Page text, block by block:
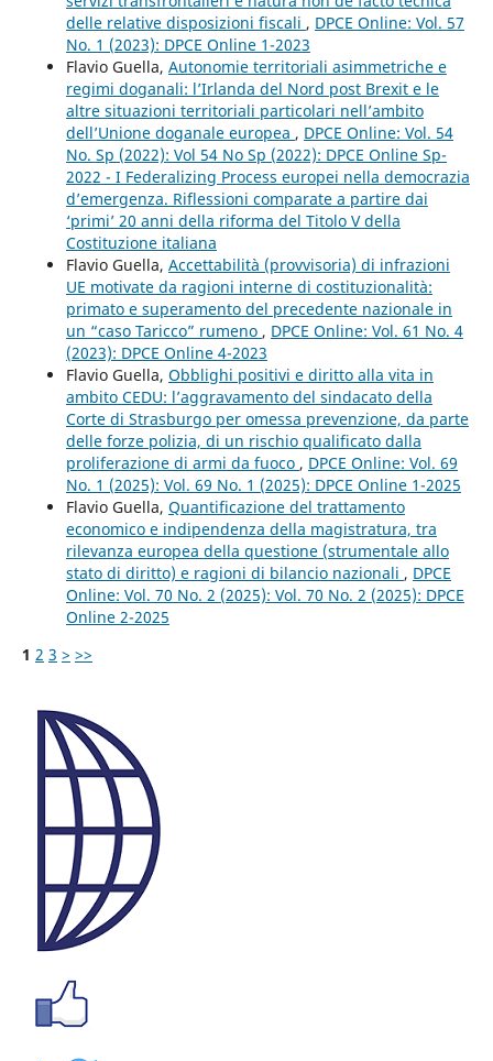
delle relative disposizioni fiscali , DPCE Online: Vol. 57
No. 1 (2023): DPCE Online 1-2023
Flavio Guella, Autonomie territoriali asimmetriche e
regimi doganali: l’Irlanda del Nord post Brexit e le
altre situazioni territoriali particolari nell’ambito
dell’Unione doganale europea , DPCE Online: Vol. 54
No. Sp (2022): Vol 54 No Sp (2022): DPCE Online Sp-
2022 - I Federalizing Process europei nella democrazia
d’emergenza. Riflessioni comparate a partire dai
‘primi’ 20 anni della riforma del Titolo V della
Costituzione italiana
Flavio Guella, Accettabilità (provvisoria) di infrazioni
UE motivate da ragioni interne di costituzionalità:
primato e superamento del precedente nazionale in
un “caso Taricco” rumeno , DPCE Online: Vol. 61 No. 4
(2023): DPCE Online 4-2023
Flavio Guella, Obblighi positivi e diritto alla vita in
ambito CEDU: l’aggravamento del sindacato della
Corte di Strasburgo per omessa prevenzione, da parte
delle forze polizia, di un rischio qualificato dalla
proliferazione di armi da fuoco , DPCE Online: Vol. 69
No. 1 (2025): Vol. 69 No. 1 (2025): DPCE Online 1-2025
Flavio Guella, Quantificazione del trattamento
economico e indipendenza della magistratura, tra
rilevanza europea della questione (strumentale allo
stato di diritto) e ragioni di bilancio nazionali , DPCE
Online: Vol. 70 No. 2 (2025): Vol. 70 No. 2 (2025): DPCE
Online 2-2025
1 2 3 > >>